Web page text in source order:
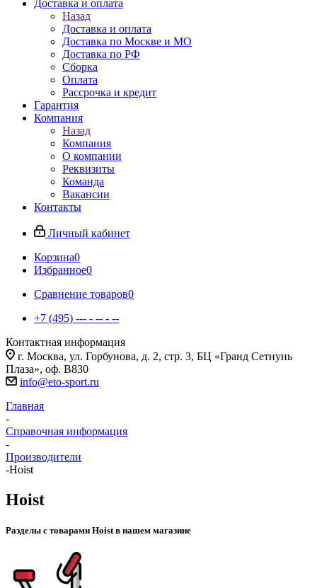
Доставка и оплата
Назад
Доставка и оплата
Доставка по Москве и МО
Доставка по РФ
Сборка
Оплата
Рассрочка и кредит
Гарантия
Компания
Назад
Компания
О компании
Реквизиты
Команда
Вакансии
Контакты
Личный кабинет
Корзина0
Избранное0
Сравнение товаров0
+7 (495) --- - -- - --
Контактная информация
г. Москва, ул. Горбунова, д. 2, стр. 3, БЦ «Гранд Сетнунь
Плаза», оф. В830
info@eto-sport.ru
Главная
-
Справочная информация
-
Производители
-Hoist
Hoist
Разделы с товарами Hoist в нашем магазине